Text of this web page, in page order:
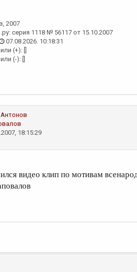
, 2007
серия 1118 № 56117 от 15.10.2007
07.08.2026. 10:18:31
(+): []
(-): []
Антонов
18:15:29
видео клип по мотивам